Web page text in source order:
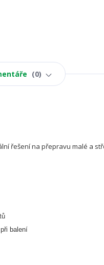
0
řešení na přepravu malé a
balení